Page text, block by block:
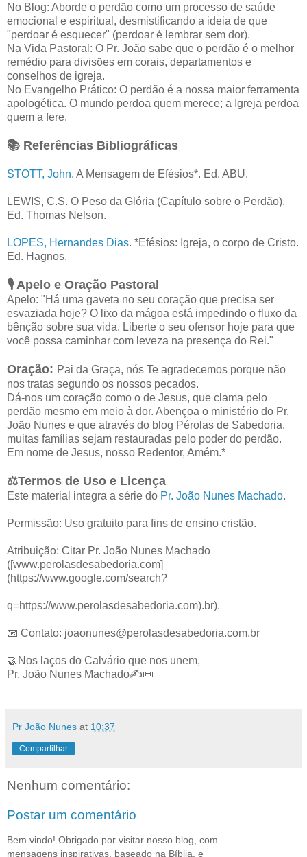
No Blog: Aborde o perdão como um processo de saúde
emocional e espiritual, desmistificando a ideia de que
"perdoar é esquecer" (perdoar é lembrar sem dor).
Na Vida Pastoral: O Pr. João sabe que o perdão é o melhor
remédio para divisões em corais, departamentos e
conselhos de igreja.
No Evangelho Prático: O perdão é a nossa maior ferramenta
apologética. O mundo perdoa quem merece; a Igreja perdoa
quem a fere.
📚 Referências Bibliográficas
STOTT, John. A Mensagem de Efésios*. Ed. ABU.
LEWIS, C.S. O Peso da Glória (Capítulo sobre o Perdão).
Ed. Thomas Nelson.
LOPES, Hernandes Dias. *Efésios: Igreja, o corpo de Cristo.
Ed. Hagnos.
🎙️ Apelo e Oração Pastoral
Apelo: "Há uma gaveta no seu coração que precisa ser
esvaziada hoje? O lixo da mágoa está impedindo o fluxo da
bênção sobre sua vida. Liberte o seu ofensor hoje para que
você possa caminhar com leveza na presença do Rei."
Oração: Pai da Graça, nós Te agradecemos porque não
nos tratas segundo os nossos pecados.
Dá-nos um coração como o de Jesus, que clama pelo
perdão mesmo em meio à dor. Abençoa o ministério do Pr.
João Nunes e que através do blog Pérolas de Sabedoria,
muitas famílias sejam restauradas pelo poder do perdão.
Em nome de Jesus, nosso Redentor, Amém.*
⚖️Termos de Uso e Licença
Este material integra a série do Pr. João Nunes Machado.
Permissão: Uso gratuito para fins de ensino cristão.
Atribuição: Citar Pr. João Nunes Machado
([www.perolasdesabedoria.com]
(https://www.google.com/search?
q=https://www.perolasdesabedoria.com).br).
📧 Contato: joaonunes@perolasdesabedoria.com.br
🤝Nos laços do Calvário que nos unem,
Pr. João Nunes Machado✍️📜
Pr João Nunes at 10:37
Compartilhar
Nenhum comentário:
Postar um comentário
Bem vindo! Obrigado por visitar nosso blog, com
mensagens inspirativas, baseado na Bíblia, e